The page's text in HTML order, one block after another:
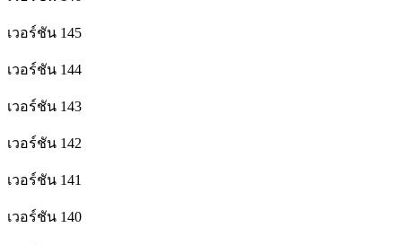
เวอร์ชัน 145
เวอร์ชัน 144
เวอร์ชัน 143
เวอร์ชัน 142
เวอร์ชัน 141
เวอร์ชัน 140